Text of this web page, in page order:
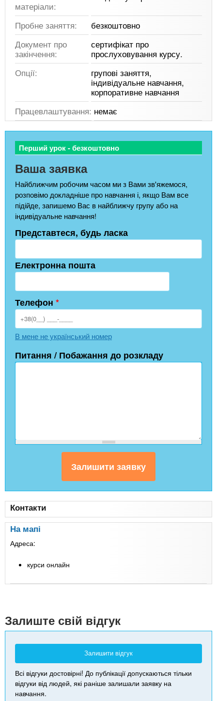
матеріали:
Пробне заняття:
безкоштовно
Документ про
закінчення:
сертифікат про
прослуховування курсу.
Опції:
групові заняття,
індивідуальне навчання,
корпоративне навчання
Працевлаштування: немає
Перший урок - безкоштовно
Ваша заявка
Найближчим робочим часом ми з Вами зв'яжемося,
розповімо докладніше про навчання і, якщо Вам все
підійде, запишемо Вас в найближчу групу або на
індивідуальне навчання!
Представтеся, будь ласка
Електронна пошта
Телефон *
В мене не український номер
Питання / Побажання до розкладу
Контакти
На мапі
Адреса:
курси онлайн
Залиште свій відгук
Залишити відгук
Всі відгуки достовірні! До публікації допускаються тільки
відгуки від людей, які раніше залишали заявку на
навчання.